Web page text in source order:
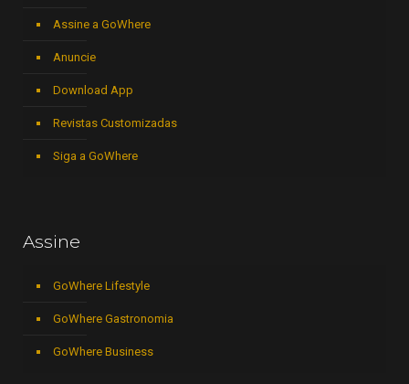
Assine a GoWhere
Anuncie
Download App
Revistas Customizadas
Siga a GoWhere
Assine
GoWhere Lifestyle
GoWhere Gastronomia
GoWhere Business